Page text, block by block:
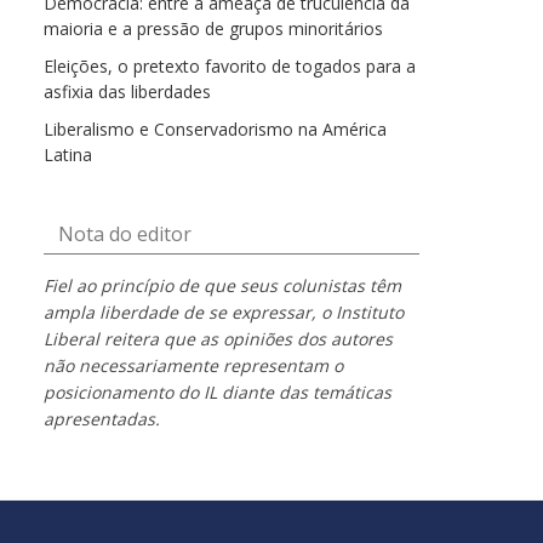
maioria e a pressão de grupos minoritários
Eleições, o pretexto favorito de togados para a
asfixia das liberdades
Liberalismo e Conservadorismo na América
Latina
Nota do editor
Fiel ao princípio de que seus colunistas têm
ampla liberdade de se expressar, o Instituto
Liberal reitera que as opiniões dos autores
não necessariamente representam o
posicionamento do IL diante das temáticas
apresentadas.